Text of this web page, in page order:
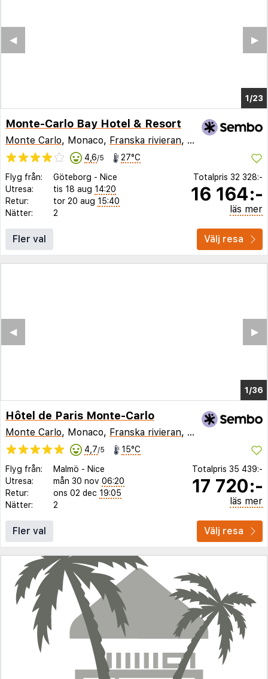
1/18
▶︎
◀︎
Monte-Carlo Bay Hotel & Resort
Monte Carlo, Monaco, Franska rivieran, Frankrike
4,6/5 27°C
Flyg från: Göteborg - Nice
Utresa:
tis 18 aug 14:20
Retur:
tor 20 aug 15:40
Nätter:
2
Totalpris 32 328:-
16 164:-
läs mer
Fler val Välj resa
1/30
▶︎
◀︎
Hôtel de Paris Monte-Carlo
Monte Carlo, Monaco, Franska rivieran, Frankrike
4,7/5 15°C
Flyg från: Malmö - Nice
Utresa:
mån 30 nov 06:20
Retur:
ons 02 dec 19:05
Nätter:
2
Totalpris 35 439:-
17 720:-
läs mer
Fler val Välj resa